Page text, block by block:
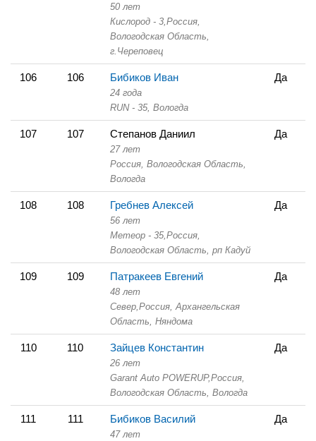
50 лет
Кислород - 3, Россия,
Вологодская Область,
г.Череповец
106 106 Бибиков Иван
24 года
RUN - 35, Вологда
Да
107 107 Степанов Даниил
27 лет
Россия, Вологодская Область,
Вологда
Да
108 108 Гребнев Алексей
56 лет
Метеор - 35, Россия,
Вологодская Область, рп Кадуй
Да
109 109 Патракеев Евгений
48 лет
Север, Россия, Архангельская
Область, Няндома
Да
110 110 Зайцев Константин
26 лет
Garant Auto POWERUP,Россия,
Вологодская Область, Вологда
Да
111 111 Бибиков Василий
47 лет
Да